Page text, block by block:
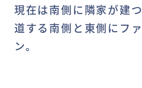
現在は南側に隣家が建
道する南側と東側にフ
ン。